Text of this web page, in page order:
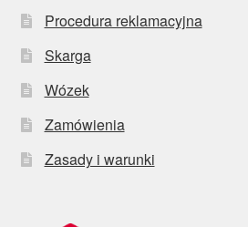
Procedura reklamacyjna
Skarga
Wózek
Zamówienia
Zasady i warunki